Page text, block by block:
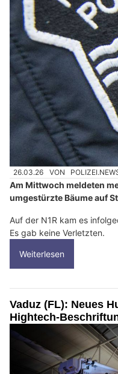
26.03.26 VON
Am Mittwoch meldeten
umgestürzte Bäume auf
Auf der N1R kam es
Es gab keine Verletzten.
Weiterlesen
Vaduz (FL): Neues
Hightech-